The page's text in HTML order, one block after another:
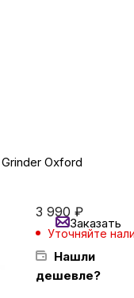
Oxford
3 990 ₽
Уточняйте
Нашли
дешевле?
Заказать